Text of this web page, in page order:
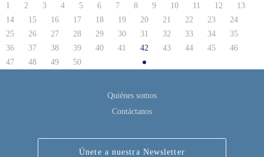
1 2 3 4 5 6 7 8 9 10 11 12
13
14
15 16 17 18 19 20 21 22 23
24
25
26 27 28 29 30 31 32 33 34
35
36
37 38 39 40 41 42 43 44 45
46
47
48 49 50
Quiénes somos
Contáctanos
Únete a nuestra Newsletter